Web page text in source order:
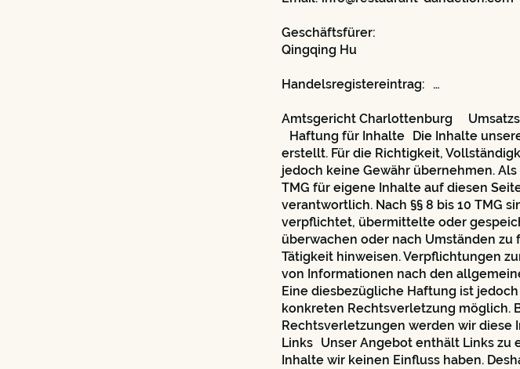
Geschäftsfürer:
Qingqing Hu
Handelsregistereintrag: …
Amtsgericht Charlottenburg
Haftung für Inhalte Die Inhalte
erstellt. Für die Richtigkeit,
jedoch keine Gewähr übernehmen.
TMG für eigene Inhalte auf diesen
verantwortlich. Nach §§ 8 bis 10 TMG
verpflichtet, übermittelte oder
überwachen oder nach Umständen
Tätigkeit hinweisen. Verpflichtungen
von Informationen nach den
Eine diesbezügliche Haftung ist
konkreten Rechtsverletzung möglich.
Rechtsverletzungen werden wir
Links Unser Angebot enthält Links zu
Inhalte wir keinen Einfluss haben.